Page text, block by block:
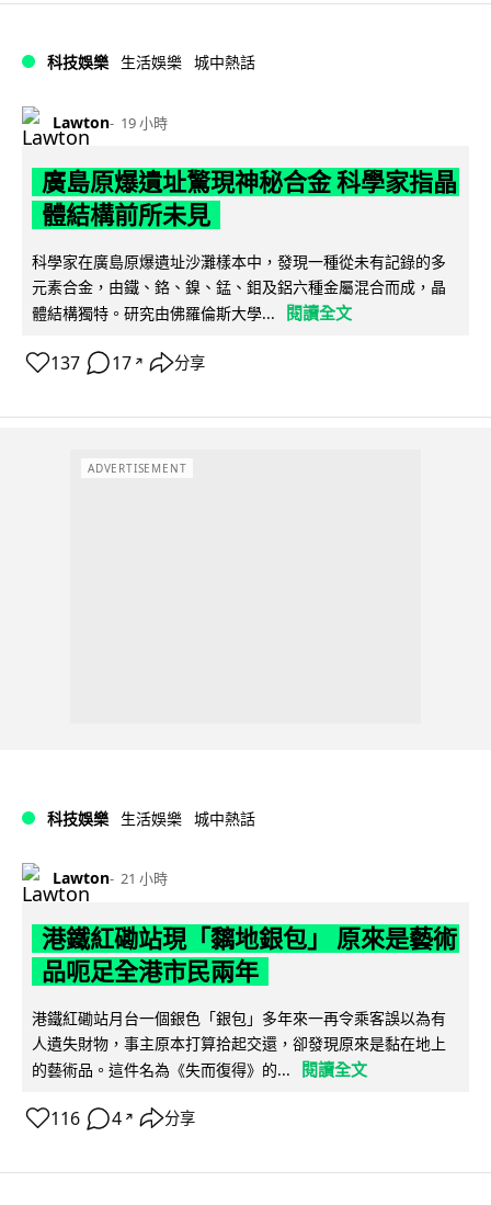
科技娛樂 生活娛樂 城中熱話
Lawton 19 小時
廣島原爆遺址驚現神秘合金 科學家指晶
體結構前所未見
科學家在廣島原爆遺址沙灘樣本中，發現一種從未有記錄的多
元素合金，由鐵、鉻、鎳、錳、鉬及鋁六種金屬混合而成，晶
體結構獨特。研究由佛羅倫斯大學...
閱讀全文
137 17 ↗ 分享
ADVERTISEMENT
科技娛樂 生活娛樂 城中熱話
Lawton 21 小時
港鐵紅磡站現「黐地銀包」 原來是藝術
品呃足全港市民兩年
港鐵紅磡站月台一個銀色「銀包」多年來一再令乘客誤以為有
人遺失財物，事主原本打算拾起交還，卻發現原來是黏在地上
的藝術品。這件名為《失而復得》的...
閱讀全文
116 4 ↗ 分享